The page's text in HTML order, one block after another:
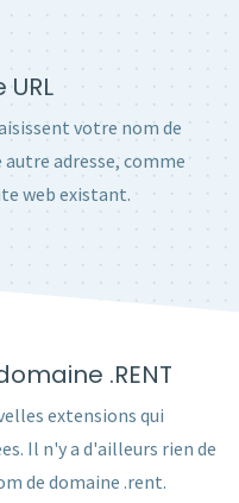
votre nom de
adresse, comme
web existant.
.RENT
extensions qui
Il n'y a d'ailleurs rien de
de domaine .rent.